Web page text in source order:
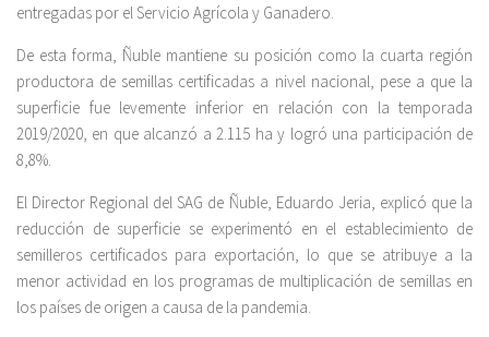
entregadas por el Servicio Agrícola y Ganadero.
De esta forma, Ñuble mantiene su posición como la cuarta región
productora de semillas certificadas a nivel nacional, pese a que la
superficie fue levemente inferior en relación con la temporada
2019/2020, en que alcanzó a 2.115 ha y logró una participación de
8,8%.
El Director Regional del SAG de Ñuble, Eduardo Jeria, explicó que la
reducción de superficie se experimentó en el establecimiento de
semilleros certificados para exportación, lo que se atribuye a la
menor actividad en los programas de multiplicación de semillas en
los países de origen a causa de la pandemia.